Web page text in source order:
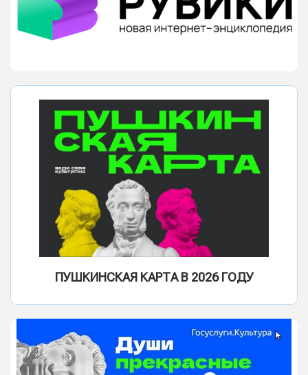
ПУШКИНСКАЯ КАРТА В 2026 ГОДУ